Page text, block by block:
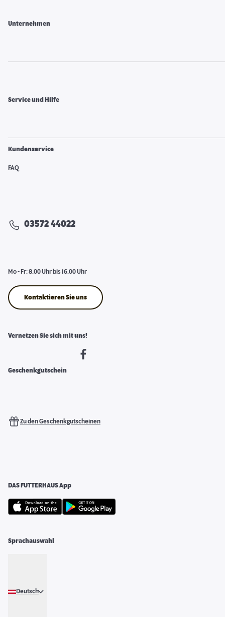
Unternehmen
Service und Hilfe
Kundenservice
FAQ
03572 44022
Mo - Fr: 8.00 Uhr bis 16.00 Uhr
Kontaktieren Sie uns
Vernetzen Sie sich mit uns!
Geschenkgutschein
Zu den Geschenkgutscheinen
DAS FUTTERHAUS App
Sprachauswahl
Deutsch